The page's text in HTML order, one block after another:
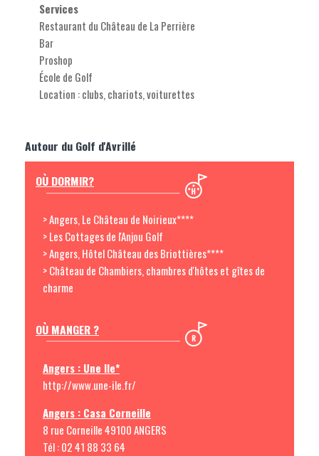
Services
Restaurant du Château de La Perrière
Bar
Proshop
École de Golf
Location : clubs, chariots, voiturettes
Autour du Golf d'Avrillé
OÙ DORMIR?
> Angers, Le Château de Noirieux****
> Les Cottages de l'Anjou Golf
> Angers, Hôtel Château des Briottières****
> Château de Chambiers, chambres d'hôtes et gîtes de
charme
OÙ MANGER ?
Angers : Une Ile*
http://www.une-ile.fr/
Angers : Casa Corneille
8 rue Corneille 49100 ANGERS
Tél : 02 41 88 33 64